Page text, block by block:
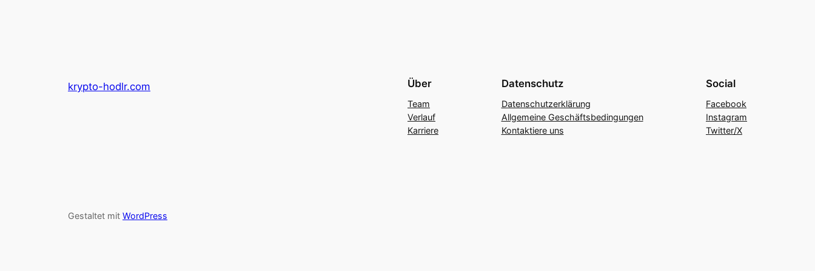
krypto-hodlr.com Über
Team
Verlauf
Karriere
Datenschutz
Datenschutzerklärung
Allgemeine Geschäftsbedingungen
Kontaktiere uns
Social
Facebook
Instagram
Twitter/X
Gestaltet mit WordPress